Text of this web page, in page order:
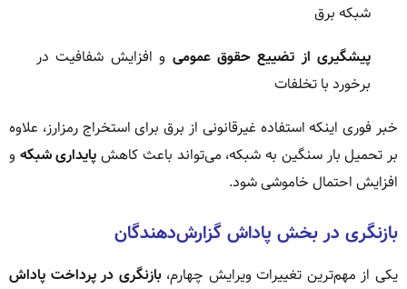
شبکه برق
پیشگیری از تضییع حقوق عمومی و افزایش شفافیت در
برخورد با تخلفات
خبر فوری اینکه استفاده غیرقانونی از برق برای استخراج رمزارز، علاوه
بر تحمیل بار سنگین به شبکه، می‌تواند باعث کاهش پایداری شبکه و
افزایش احتمال خاموشی شود.
بازنگری در بخش پاداش گزارش‌دهندگان
یکی از مهم‌ترین تغییرات ویرایش چهارم،بازنگری در پرداخت پاداش